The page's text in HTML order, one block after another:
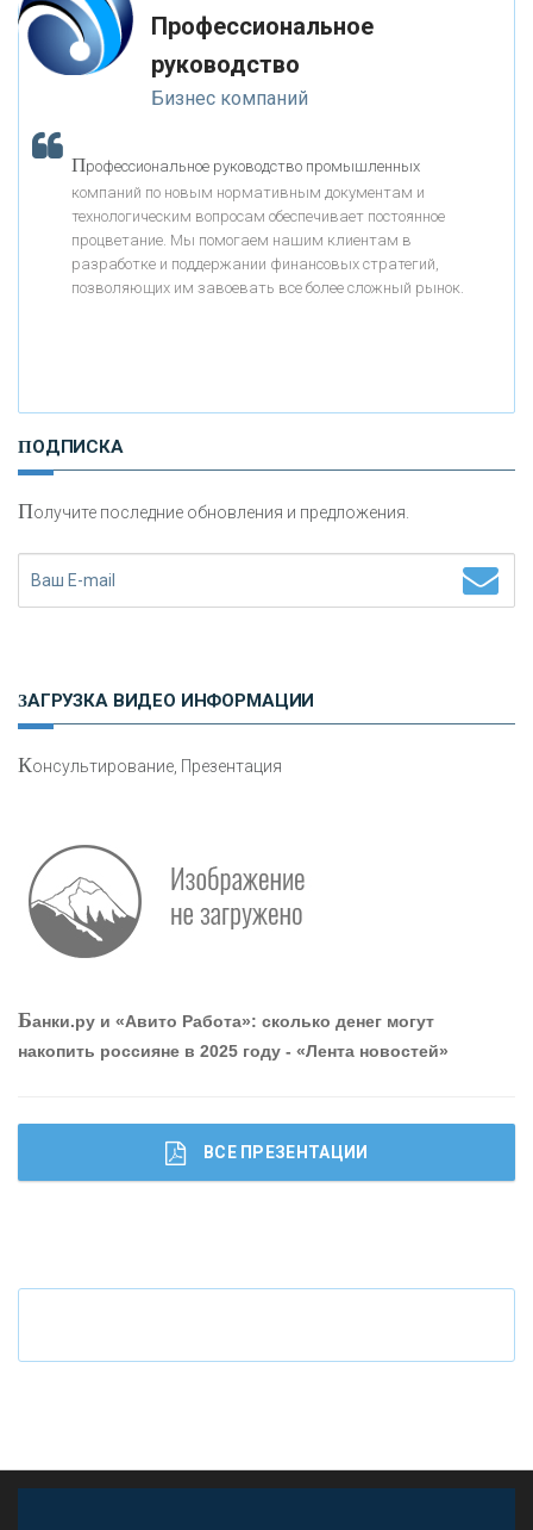
«ГАЗПРОМБАНК»
«МОСКОВСКИЙ КРЕДИТНЫЙ БАНК»
«БАНК ВОЗРОЖДЕНИЕ»
«ТАТФОНДБАНК»
«ЗАПСИБКОМБАНК»
«РОСЕВРОБАНК»
«ПРЕСС-СЛУЖБА ВТБ24»
«АВТОГРАДБАНК»
ОНАС
Профессиональное
руководство
Бизнес компаний
Профессиональное руководство промышленных
компаний по новым нормативным документам и
технологическим вопросам обеспечивает постоянное
процветание. Мы помогаем нашим клиентам в
разработке и поддержании финансовых стратегий,
позволяющих им завоевать все более сложный рынок.
ПОДПИСКА
Получите последние обновления и предложения.
ЗАГРУЗКА ВИДЕО ИНФОРМАЦИИ
Консультирование, Презентация
Банки.ру и «Авито Работа»: сколько денег могут
накопить россияне в 2025 году - «Лента новостей»
ВСЕ ПРЕЗЕНТАЦИИ